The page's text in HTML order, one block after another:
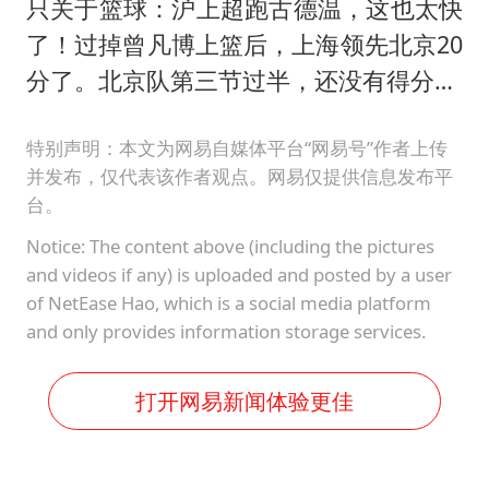
只关于篮球：沪上超跑古德温，这也太快
了！过掉曾凡博上篮后，上海领先北京20
分了。北京队第三节过半，还没有得分…
特别声明：本文为网易自媒体平台“网易号”作者上传
并发布，仅代表该作者观点。网易仅提供信息发布平
台。
Notice: The content above (including the pictures
and videos if any) is uploaded and posted by a user
of NetEase Hao, which is a social media platform
and only provides information storage services.
打开网易新闻体验更佳